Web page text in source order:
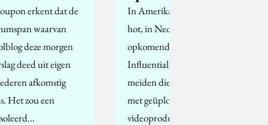
erkent dat de
waarvan
deze morgen
deed uit eigen
afkomstig
Het zou een
In Amerika al enige tijd
hot, in Nederland
opkomend: YouTube
Influentials. Jongens en
meiden die frequent
met geüploade
videoproducties…